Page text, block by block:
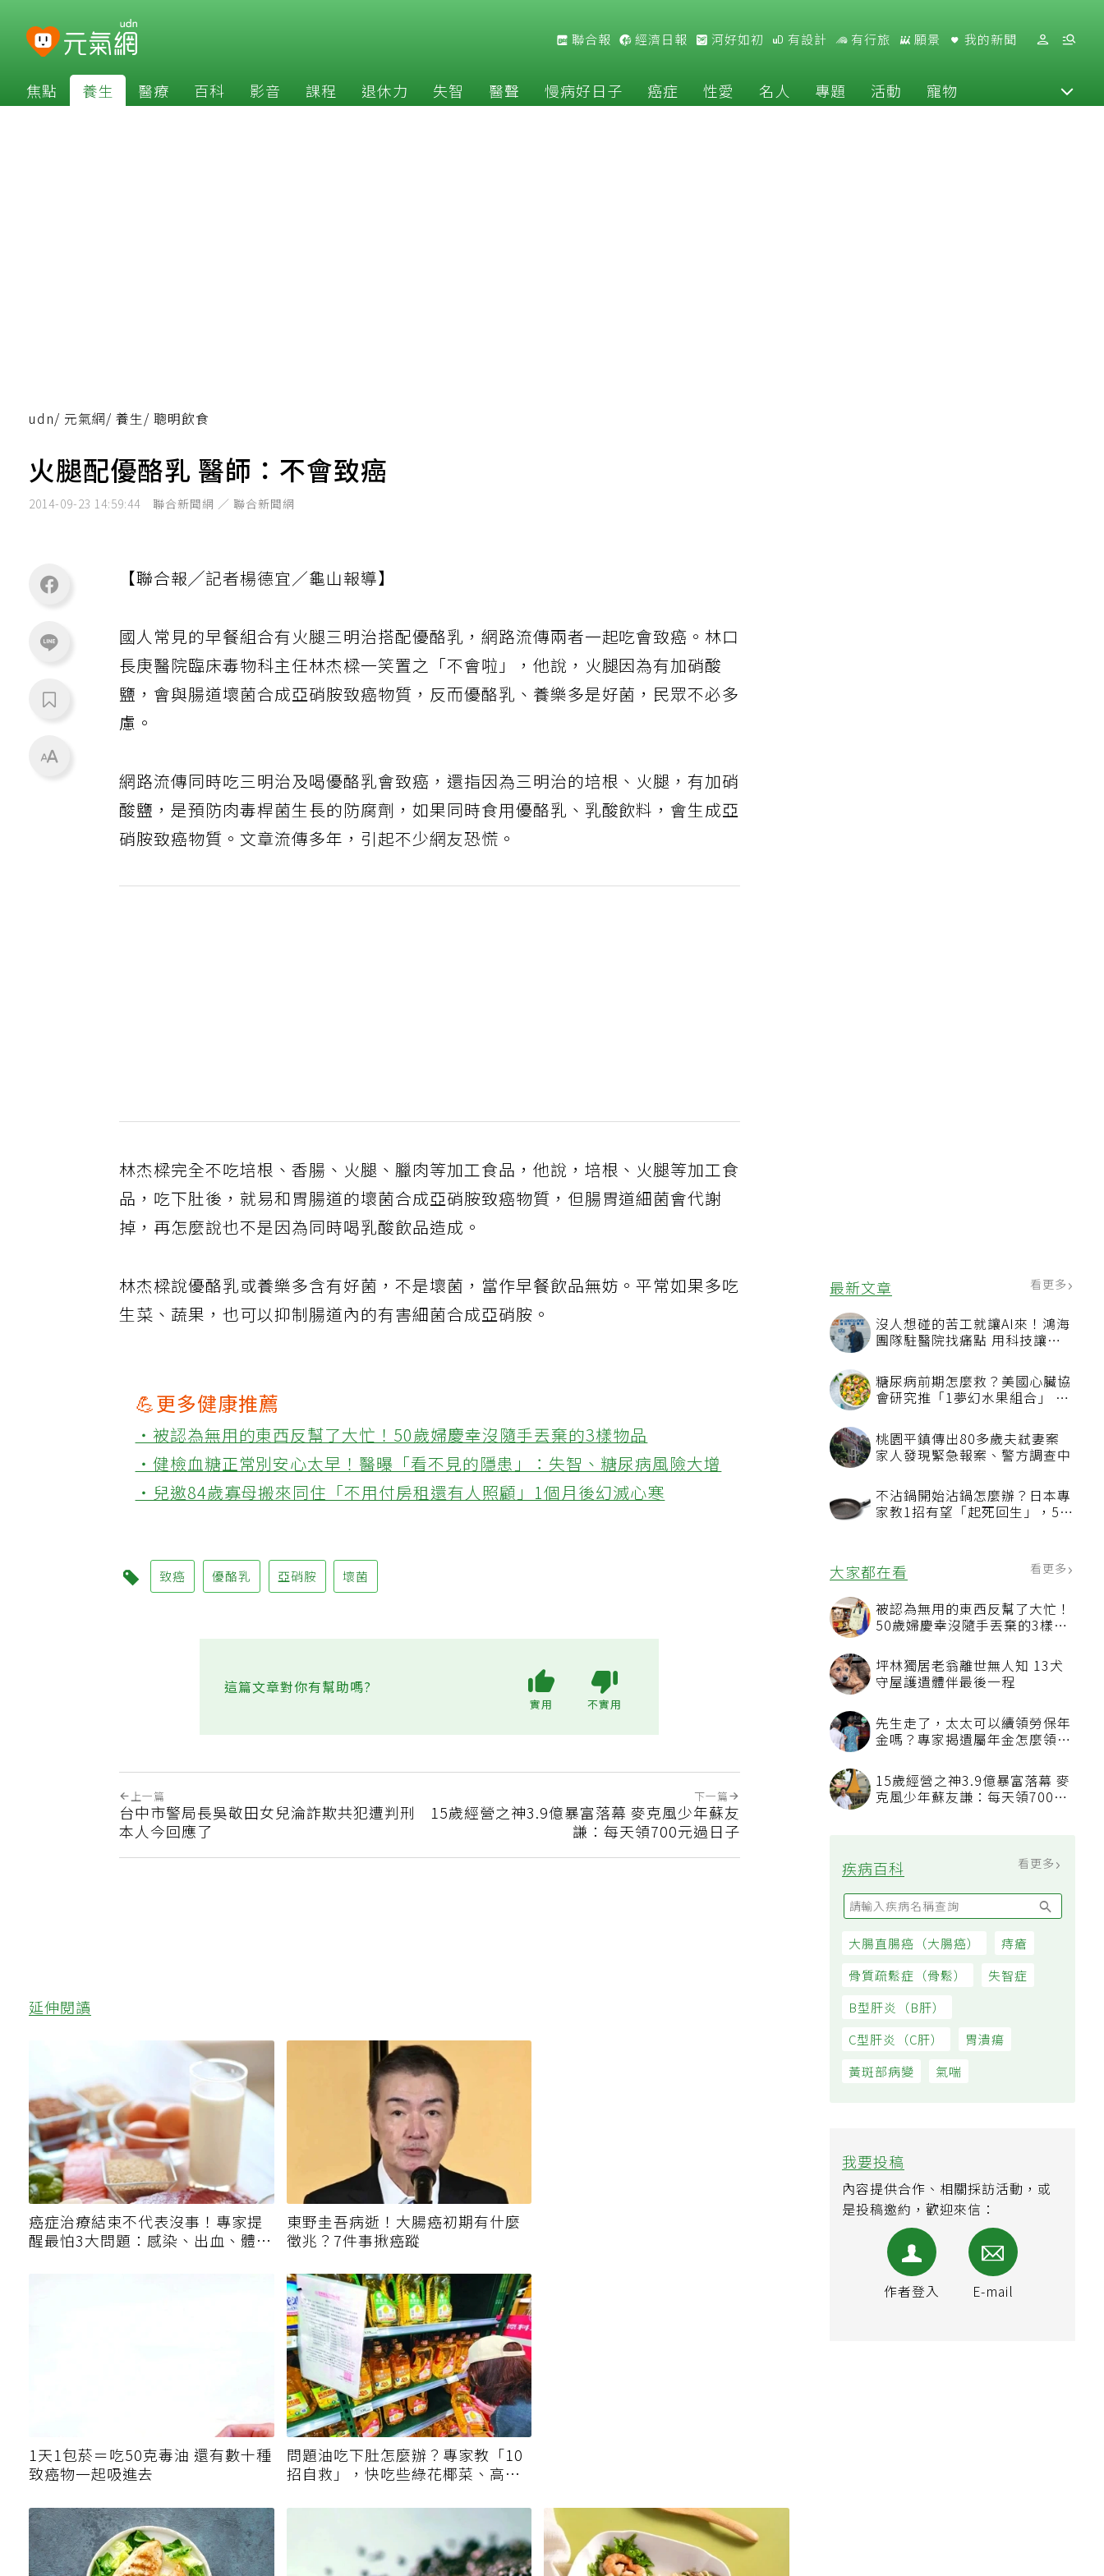
聯合報 經濟日報 河好如初 有設計 有行旅 願景 我的新聞
焦點 養生 醫療 百科 影音 課程 退休力 失智 醫聲 慢病好日子 癌症 性愛 名人 專題 活動 寵物
最新文章 看更多
沒人想碰的苦工就讓AI來！鴻海
團隊駐醫院找痛點 用科技讓醫
糖尿病前期怎麼救？美國心臟協
會研究推「1夢幻水果組合」 酪
桃園平鎮傳出80多歲夫弒妻案
家人發現緊急報案、警方調查中
不沾鍋開始沾鍋怎麼辦？日本專
家教1招有望「起死回生」，5情
大家都在看 看更多
被認為無用的東西反幫了大忙！
50歲婦慶幸沒隨手丟棄的3樣物
坪林獨居老翁離世無人知 13犬
守屋護遺體伴最後一程
先生走了，太太可以續領勞保年
金嗎？專家揭遺屬年金怎麼領，
15歲經營之神3.9億暴富落幕 麥
克風少年蘇友謙：每天領700元
疾病百科 看更多
大腸直腸癌（大腸癌） 痔瘡
骨質疏鬆症（骨鬆） 失智症
B型肝炎（B肝）
C型肝炎（C肝）
胃潰瘍
黃斑部病變
氣喘
我要投稿
內容提供合作、相關採訪活動，或
是投稿邀約，歡迎來信：
作者登入 E-mail
udn/ 元氣網/ 養生/ 聰明飲食
火腿配優酪乳 醫師：不會致癌
2014-09-23 14:59:44 聯合新聞網 ／ 聯合新聞網
【聯合報╱記者楊德宜／龜山報導】
國人常見的早餐組合有火腿三明治搭配優酪乳，網路流傳兩者一起吃會致癌。林口
長庚醫院臨床毒物科主任林杰樑一笑置之「不會啦」，他說，火腿因為有加硝酸
鹽，會與腸道壞菌合成亞硝胺致癌物質，反而優酪乳、養樂多是好菌，民眾不必多
慮。
網路流傳同時吃三明治及喝優酪乳會致癌，還指因為三明治的培根、火腿，有加硝
酸鹽，是預防肉毒桿菌生長的防腐劑，如果同時食用優酪乳、乳酸飲料，會生成亞
硝胺致癌物質。文章流傳多年，引起不少網友恐慌。
林杰樑完全不吃培根、香腸、火腿、臘肉等加工食品，他說，培根、火腿等加工食
品，吃下肚後，就易和胃腸道的壞菌合成亞硝胺致癌物質，但腸胃道細菌會代謝
掉，再怎麼說也不是因為同時喝乳酸飲品造成。
林杰樑說優酪乳或養樂多含有好菌，不是壞菌，當作早餐飲品無妨。平常如果多吃
生菜、蔬果，也可以抑制腸道內的有害細菌合成亞硝胺。
💪更多健康推薦
‧被認為無用的東西反幫了大忙！50歲婦慶幸沒隨手丟棄的3樣物品
‧健檢血糖正常別安心太早！醫曝「看不見的隱患」：失智、糖尿病風險大增
‧兒邀84歲寡母搬來同住「不用付房租還有人照顧」1個月後幻滅心寒
致癌 優酪乳 亞硝胺 壞菌
這篇文章對你有幫助嗎?
實用 不實用
上一篇
台中市警局長吳敬田女兒淪詐欺共犯遭判刑
本人今回應了
下一篇
15歲經營之神3.9億暴富落幕 麥克風少年蘇友
謙：每天領700元過日子
延伸閱讀
癌症治療結束不代表沒事！專家提
醒最怕3大問題：感染、出血、體力
東野圭吾病逝！大腸癌初期有什麼
徵兆？7件事揪癌蹤
1天1包菸＝吃50克毒油 還有數十種
致癌物一起吸進去
問題油吃下肚怎麼辦？專家教「10
招自救」，快吃些綠花椰菜、高麗
菜